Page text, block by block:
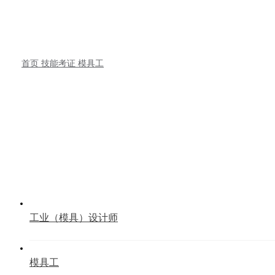
首页 技能考证 模具工
工业（模具）设计师
模具工